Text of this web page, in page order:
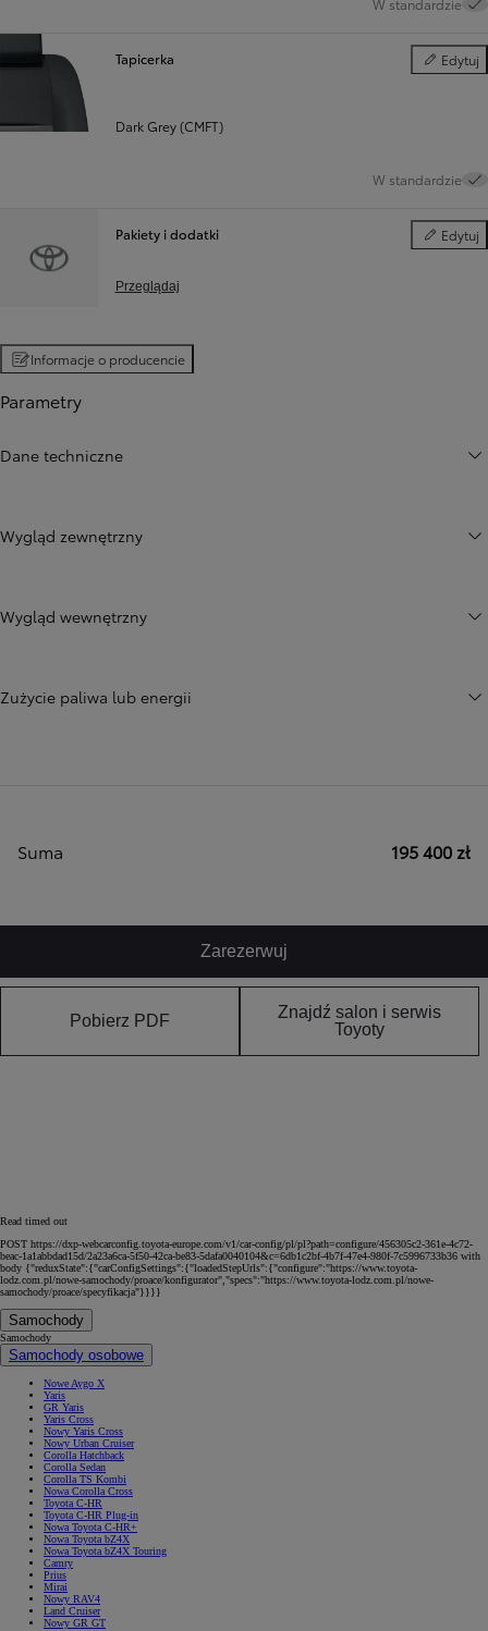
W standardzie
Tapicerka Edytuj
Tapicerka
Dark Grey (CMFT)
W standardzie
Pakiety i dodatki Edytuj
Pakiety i
Przeglądaj
Informacje o producencie
Parametry
Dane techniczne
Wygląd zewnętrzny
Wygląd wewnętrzny
Zużycie paliwa lub energii
Suma 195 400 zł
Zarezerwuj
Pobierz PDF
Znajdź salon i serwis
Toyoty
Read timed out
POST https://dxp-webcarconfig.toyota-europe.com/v1/car-config/pl/pl?path=configure/456305c2-361e-4c72-
beac-1a1abbdad15d/2a23a6ca-5f50-42ca-be83-5dafa0040104&c=6db1c2bf-4b7f-47e4-980f-7c5996733b36 with
body {"reduxState":{"carConfigSettings":{"loadedStepUrls":{"configure":"https://www.toyota-
lodz.com.pl/nowe-samochody/proace/konfigurator","specs":"https://www.toyota-lodz.com.pl/nowe-
samochody/proace/specyfikacja"}}}}
Samochody
Samochody
Samochody osobowe
Nowe Aygo X
Yaris
GR Yaris
Yaris Cross
Nowy Yaris Cross
Nowy Urban Cruiser
Corolla Hatchback
Corolla Sedan
Corolla TS Kombi
Nowa Corolla Cross
Toyota C-HR
Toyota C-HR Plug-in
Nowa Toyota C-HR+
Nowa Toyota bZ4X
Nowa Toyota bZ4X Touring
Camry
Prius
Mirai
Nowy RAV4
Land Cruiser
Nowy GR GT